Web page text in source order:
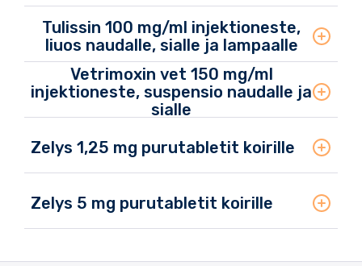
Tulissin 100 mg/ml injektioneste,
liuos naudalle, sialle ja lampaalle
Vetrimoxin vet 150 mg/ml
injektioneste, suspensio naudalle ja
sialle
Zelys 1,25 mg purutabletit koirille
Zelys 5 mg purutabletit koirille